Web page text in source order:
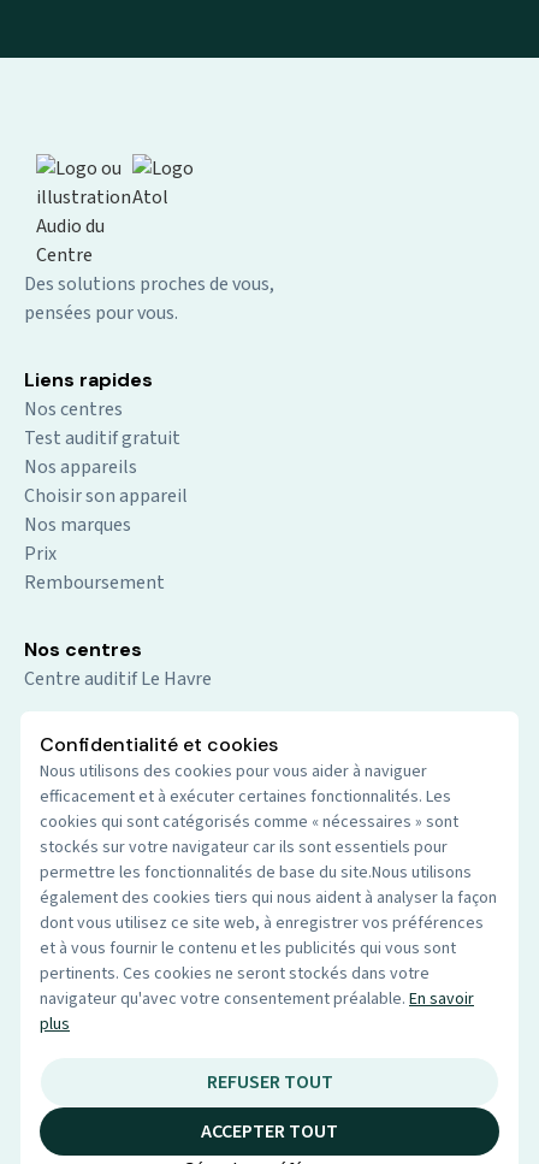
Confidentialité et cookies
Nous utilisons des cookies pour vous aider à naviguer
efficacement et à exécuter certaines fonctionnalités. Les
cookies qui sont catégorisés comme « nécessaires » sont
stockés sur votre navigateur car ils sont essentiels pour
permettre les fonctionnalités de base du site.Nous utilisons
également des cookies tiers qui nous aident à analyser la façon
dont vous utilisez ce site web, à enregistrer vos préférences
et à vous fournir le contenu et les publicités qui vous sont
pertinents. Ces cookies ne seront stockés dans votre
navigateur qu'avec votre consentement préalable. En savoir
plus
REFUSER TOUT
ACCEPTER TOUT
Des solutions proches de vous,
pensées pour vous.
Liens rapides
Nos centres
Test auditif gratuit
Nos appareils
Choisir son appareil
Nos marques
Prix
Remboursement
Infos pratiques
Mentions légales
Politique de confidentialité
Nos centres
Centre auditif Le Havre
Centre auditif Gennevilliers
Centre auditif Sevran
Centre auditif Caen Hérouville
Centre auditif Nice - La Trinité
Centre auditif Calais Mi-Voix
Centre auditif Reims